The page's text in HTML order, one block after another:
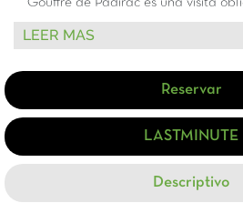
Gouffre de Padirac es una visita
fascinante! Es una región
castillos medievales y mercados de
puede disfrutar de deliciosas
destino ideal para combinar
descubrimientos.
Traducción realizada con la
LEER MAS
Reservar
LASTMINUTE
Descriptivo